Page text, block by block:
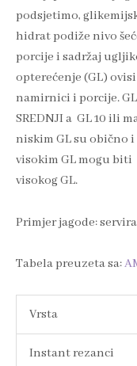
podsjetimo,
hidrat podiže nivo
porcije i sadržaj
opterećenje (GL)
namirnici i porcije. GL
SREDNJI a GL 10 ili
niskim GL su obično
visokim GL mogu
visokog GL.
Primjer jagode:
Tabela preuzeta sa:
Vrsta
Instant rezanci